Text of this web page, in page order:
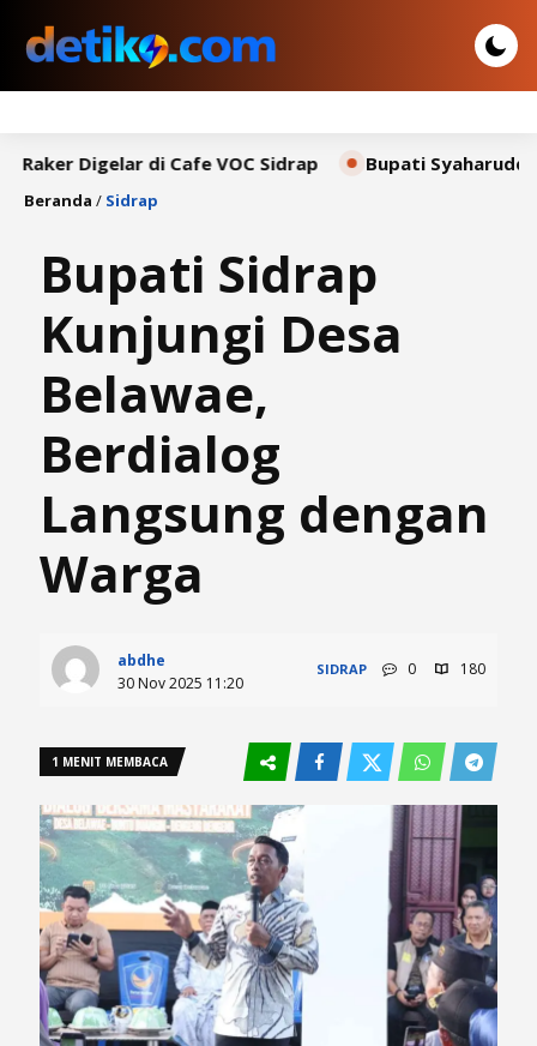
di Cafe VOC Sidrap Bupati Syaharuddin
Beranda / Sidrap
Bupati Sidrap
Kunjungi Desa
Belawae,
Berdialog
Langsung dengan
Warga
abdhe
30 Nov 2025 11:20
SIDRAP 0 180
1 MENIT MEMBACA